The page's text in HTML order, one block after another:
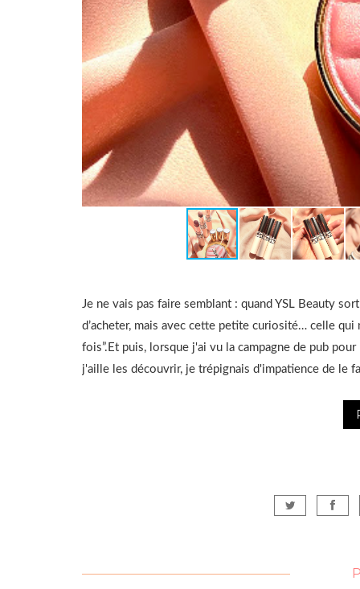
Je ne vais pas faire semblant : quand YSL Beauty
d’acheter, mais avec cette petite curiosité… celle
fois”.Et puis, lorsque j'ai vu la campagne de pub
j'aille les découvrir, je trépignais d'impatience de le